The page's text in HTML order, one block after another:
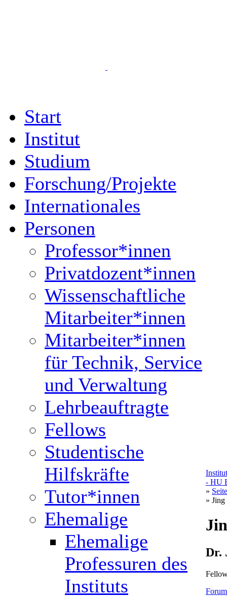
Start
Institut
Studium
Forschung/Projekte
Internationales
Personen
Professor*innen
Privatdozent*innen
Wissenschaftliche
Mitarbeiter*innen
Mitarbeiter*innen
für Technik, Service
und Verwaltung
Lehrbeauftragte
Fellows
Studentische
Hilfskräfte
Tutor*innen
Ehemalige
Ehemalige
Professuren des
Instituts
- HU
»
»
Dr.